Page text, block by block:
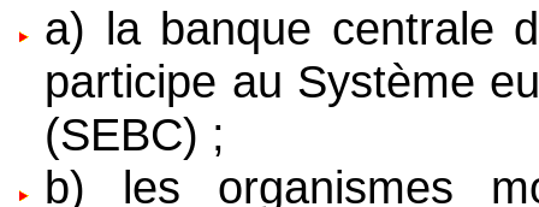
a) la banque centrale
participe au Système
(SEBC) ;
b) les organismes